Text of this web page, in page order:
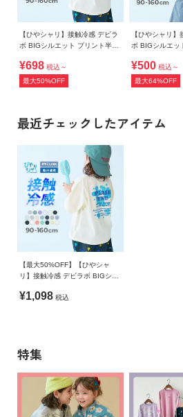
【ひやシャリ】接触冷感 デビラ
ボ BIGシルエット プリント半袖
¥698 税込～
最大50%OFF
【ひやシャリ
ボ BIGシルエッ
¥500 税込～
最大64%OFF
最近チェックしたアイテム
【最大50%OFF】【ひやシャ
リ】接触冷感 デビラボ BIGシル
¥1,098 税込
特集